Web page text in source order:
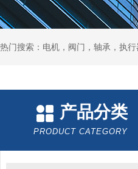
热门搜索：电机，阀门，轴承，执
产品分类
PRODUCT CATEGORY